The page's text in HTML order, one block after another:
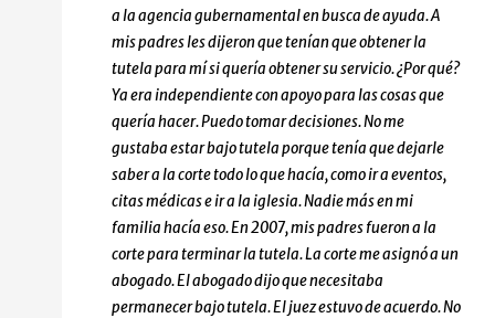
a la agencia gubernamental en busca de ayuda. A
mis padres les dijeron que tenían que obtener la
tutela para mí si quería obtener su servicio. ¿Por qué?
Ya era independiente con apoyo para las cosas que
quería hacer. Puedo tomar decisiones. No me
gustaba estar bajo tutela porque tenía que dejarle
saber a la corte todo lo que hacía, como ir a eventos,
citas médicas e ir a la iglesia. Nadie más en mi
familia hacía eso. En 2007, mis padres fueron a la
corte para terminar la tutela. La corte me asignó a un
abogado. El abogado dijo que necesitaba
permanecer bajo tutela. El juez estuvo de acuerdo. No